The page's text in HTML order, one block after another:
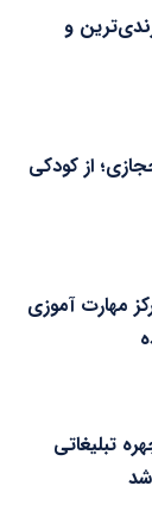
۱۴۰۴؛ ترندی‌ترین و
از کودکی
مهارت آموزی
تبلیغاتی